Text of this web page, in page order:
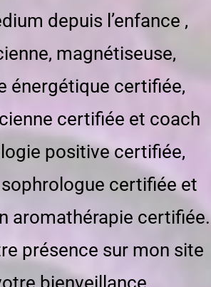
depuis l’enfance ,
magnétiseuse,
énergétique certifiée,
certifiée et coach
positive certifiée,
certifiée et
aromathérapie certifiée.
présence sur mon site